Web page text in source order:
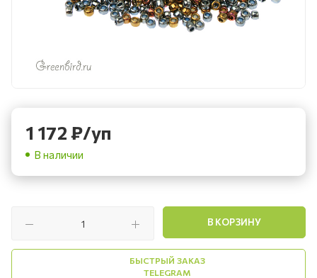
1 172₽/уп
В наличии
В КОРЗИНУ
БЫСТРЫЙ ЗАКАЗ
TELEGRAM